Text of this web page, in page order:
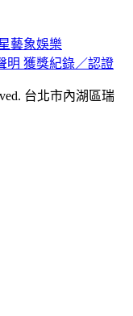
藝象娛樂
明 獲獎紀錄／認證
台北市內湖區瑞